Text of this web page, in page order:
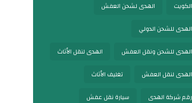
الكويت الهدى لشحن العفش
الهدى للشحن الدولي
الهدى للشحن ونقل العفش الهدى لنقل الأثاث
الهدى لنقل العفش تغليف الأثاث
رقم شركة الهدى سيارة نقل عفش